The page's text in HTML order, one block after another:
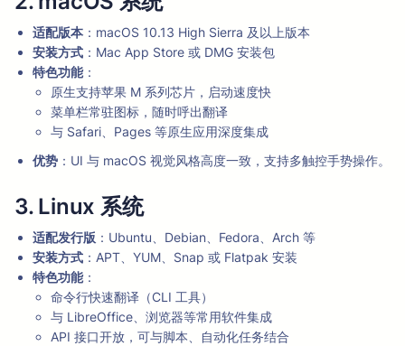
适配版本 ：macOS 10.13 High Sierra 及以上版本
安装方式 ：Mac App Store 或 DMG 安装包
特色功能：
原生支持苹果 M 系列芯片，启动速度快
菜单栏常驻图标，随时呼出翻译
与 Safari、Pages 等原生应用深度集成
优势 ：UI 与 macOS 视觉风格高度一致，支持多触控手势操作。
3. Linux 系统
适配发行版 ：Ubuntu、Debian、Fedora、Arch 等
安装方式 ：APT、YUM、Snap 或 Flatpak 安装
特色功能：
命令行快速翻译（CLI 工具）
与 LibreOffice、浏览器等常用软件集成
API 接口开放，可与脚本、自动化任务结合